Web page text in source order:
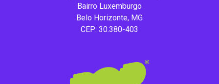
Bairro Luxemburgo
Belo Horizonte, MG
CEP: 30.380-403